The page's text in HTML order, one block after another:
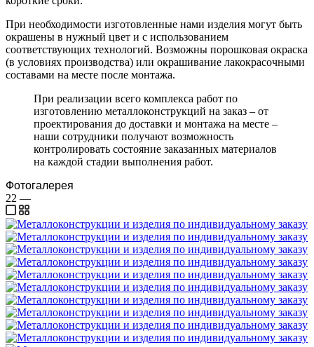
При необходимости изготовленные нами изделия могут быть
окрашены в нужный цвет и с использованием
соответствующих технологий. Возможны порошковая окраска
(в условиях производства) или окрашивание лакокрасочными
составами на месте после монтажа.
При реализации всего комплекса работ по
изготовлению металлоконструкций на заказ – от
проектирования до доставки и монтажа на месте –
наши сотрудники получают возможность
контролировать состояние заказанных материалов
на каждой стадии выполнения работ.
Фотогалерея
22 —